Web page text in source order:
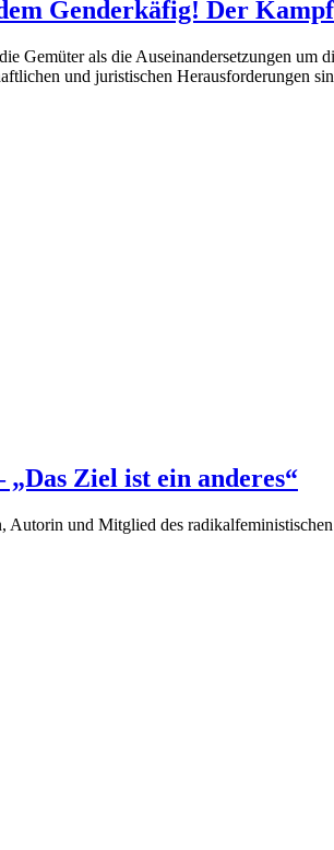
Genderkäfig! Der
Gemüter als die Auseinandersetzungen
und juristischen Herausforderungen
„Das Ziel ist ein anderes“
und Mitglied des